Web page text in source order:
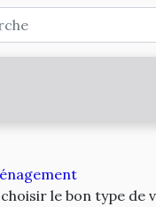
le bon type de